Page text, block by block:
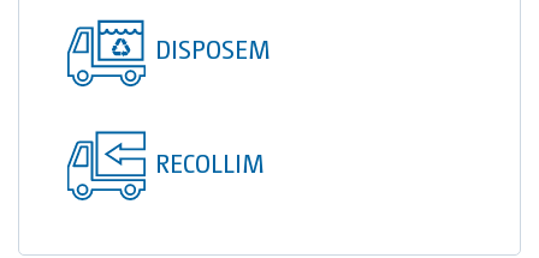
TOI® SHOWER EMERGE
DISPOSEM
RECOLLIM